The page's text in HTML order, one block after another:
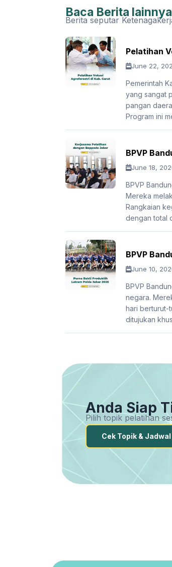
Baca Berita lainnya
Berita seputar
Pelatihan
June 22,
Pemerintah
yang sangat
pangan
Program ini
BPVP
June 18,
BPVP
Mereka
Rangkaian
dengan total
BPVP
June 10,
BPVP
negara.
hari berturut-
ditujukan
Anda Siap
Pilih topik pelatihan
Cek Topik &